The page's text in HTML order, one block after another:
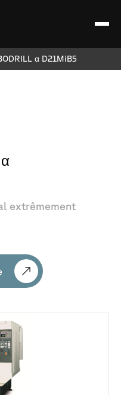
α D21MiB5
α
extrêmement